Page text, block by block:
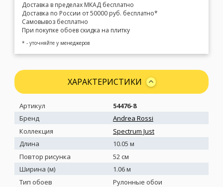
Доставка в пределах МКАД бесплатно
Доставка по России от 50000 руб. бесплатно*
Самовывоз бесплатно
При покупке обоев скидка на плитку
* - уточняйте у менеджеров
ХАРАКТЕРИСТИКИ
Артикул
54476-8
Бренд
Andrea Rossi
Коллекция
Spectrum Just
Длина
10.05 м
Повтор рисунка
52 см
Ширина (м)
1.06 м
Тип обоев
Рулонные обои